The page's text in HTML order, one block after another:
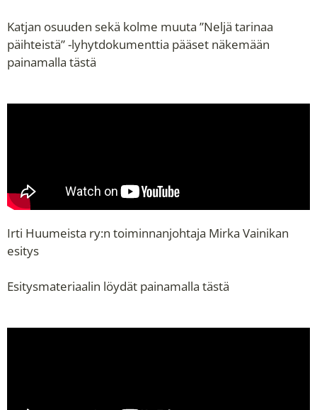
Katjan osuuden sekä kolme muuta ”Neljä tarinaa
päihteistä” -lyhytdokumenttia pääset näkemään
painamalla tästä
Irti Huumeista ry:n toiminnanjohtaja Mirka Vainikan
esitys
Esitysmateriaalin löydät painamalla tästä